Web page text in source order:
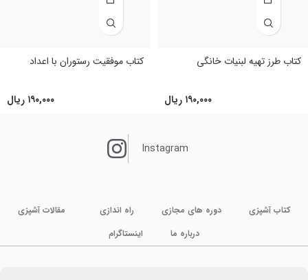
کتاب طرز تهیه لبنیات خانگی
۱۹۰,۰۰۰ ریال
کتاب موفقیت رستوران با اعداد
۱۹۰,۰۰۰ ریال
Instagram
کتاب آشپزی دوره های مجازی راه اندازی
مقالات آشپزی
درباره ما
اینستاگرام